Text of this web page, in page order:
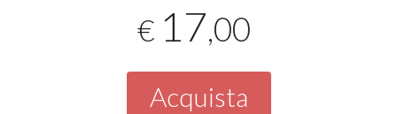
€ 17,00
Acquista